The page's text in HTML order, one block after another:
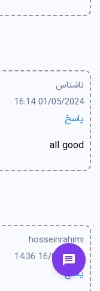
ناشناس
01/05/2024 16:14
پاسخ
all good
hosseinrahimi
16/04/2024 14:36
پاسخ